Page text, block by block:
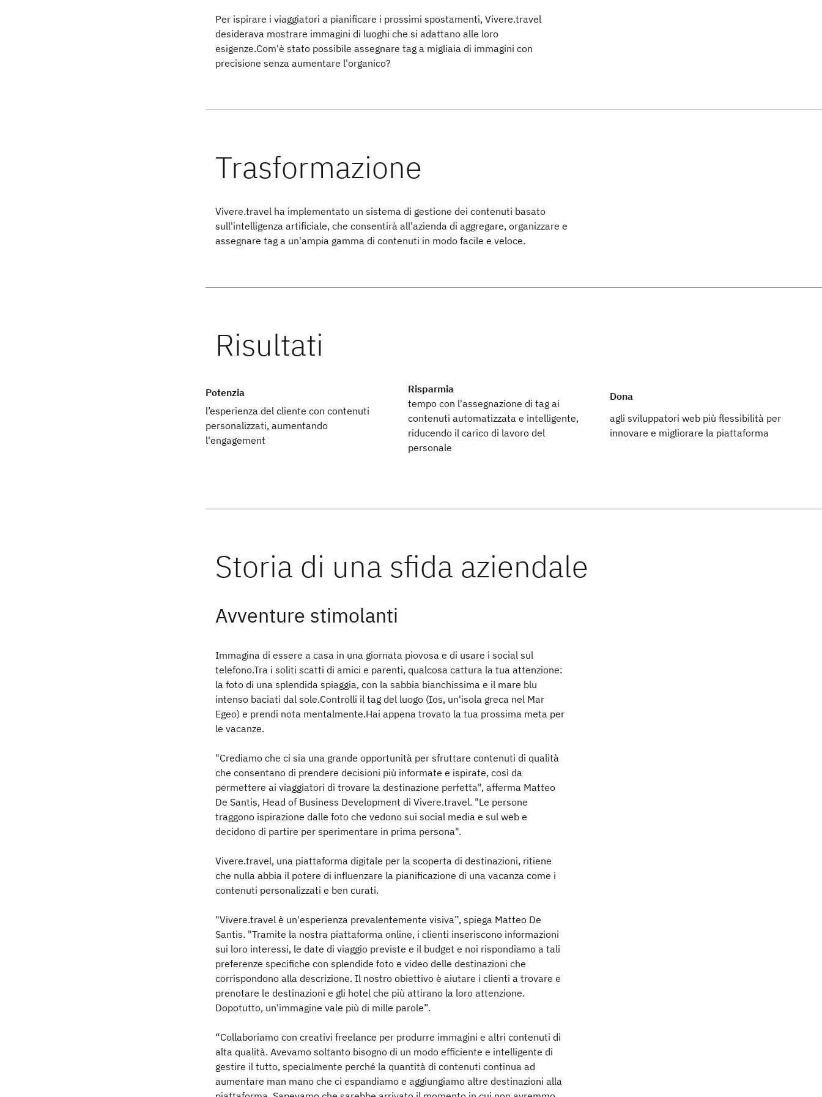
Per ispirare i viaggiatori a pianificare i prossimi spostamenti, Vivere.travel
desiderava mostrare immagini di luoghi che si adattano alle loro
esigenze.Com'è stato possibile assegnare tag a migliaia di immagini con
precisione senza aumentare l'organico?
Vivere.travel ha implementato un sistema di gestione dei contenuti basato
sull'intelligenza artificiale, che consentirà all'azienda di aggregare, organizzare e
assegnare tag a un'ampia gamma di contenuti in modo facile e veloce.
Potenzia
l’esperienza del cliente con contenuti
personalizzati, aumentando
l'engagement
Risparmia
tempo con l'assegnazione di tag ai
contenuti automatizzata e intelligente,
riducendo il carico di lavoro del
personale
Dona
agli sviluppatori web più flessibilità per
innovare e migliorare la piattaforma
Avventure stimolanti
Immagina di essere a casa in una giornata piovosa e di usare i social sul
telefono.Tra i soliti scatti di amici e parenti, qualcosa cattura la tua attenzione:
la foto di una splendida spiaggia, con la sabbia bianchissima e il mare blu
intenso baciati dal sole.Controlli il tag del luogo (Ios, un'isola greca nel Mar
Egeo) e prendi nota mentalmente.Hai appena trovato la tua prossima meta per
le vacanze.
"Crediamo che ci sia una grande opportunità per sfruttare contenuti di qualità
che consentano di prendere decisioni più informate e ispirate, così da
permettere ai viaggiatori di trovare la destinazione perfetta", afferma Matteo
De Santis, Head of Business Development di Vivere.travel. "Le persone
traggono ispirazione dalle foto che vedono sui social media e sul web e
decidono di partire per sperimentare in prima persona".
Vivere.travel, una piattaforma digitale per la scoperta di destinazioni, ritiene
che nulla abbia il potere di influenzare la pianificazione di una vacanza come i
contenuti personalizzati e ben curati.
"Vivere.travel è un'esperienza prevalentemente visiva”, spiega Matteo De
Santis. "Tramite la nostra piattaforma online, i clienti inseriscono informazioni
sui loro interessi, le date di viaggio previste e il budget e noi rispondiamo a tali
preferenze specifiche con splendide foto e video delle destinazioni che
corrispondono alla descrizione. Il nostro obiettivo è aiutare i clienti a trovare e
prenotare le destinazioni e gli hotel che più attirano la loro attenzione.
Dopotutto, un'immagine vale più di mille parole”.
“Collaboriamo con creativi freelance per produrre immagini e altri contenuti di
alta qualità. Avevamo soltanto bisogno di un modo efficiente e intelligente di
gestire il tutto, specialmente perché la quantità di contenuti continua ad
aumentare man mano che ci espandiamo e aggiungiamo altre destinazioni alla